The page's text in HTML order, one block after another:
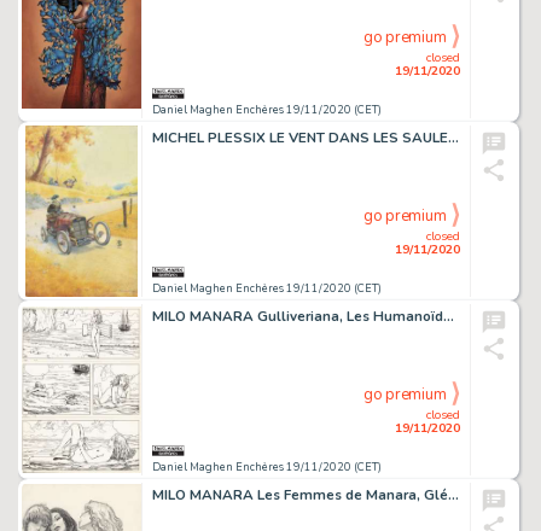
Daniel Maghen Enchères 19/11/2020 (CET)
closed
19/11/2020
go premium
MICHEL PLESSIX LE VENT DANS LES SAULES Auto, Crapaud, Blaireau (T.2), Delcourt 1998...
Daniel Maghen Enchères 19/11/2020 (CET)
closed
19/11/2020
go premium
MILO MANARA Gulliveriana, Les Humanoïdes Associés 1996 Planche originale n° 3, prépubliée...
Daniel Maghen Enchères 19/11/2020 (CET)
closed
19/11/2020
go premium
MILO MANARA Les Femmes de Manara, Glénat 2012 Couverture originale. Signée. Fusain...